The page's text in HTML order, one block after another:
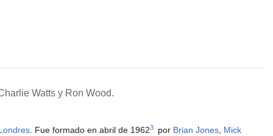
Watts y Ron Wood.
. Fue formado en abril de 19623 ​ por Brian Jones, Mick